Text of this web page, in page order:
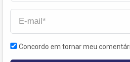
Concordo em tornar meu